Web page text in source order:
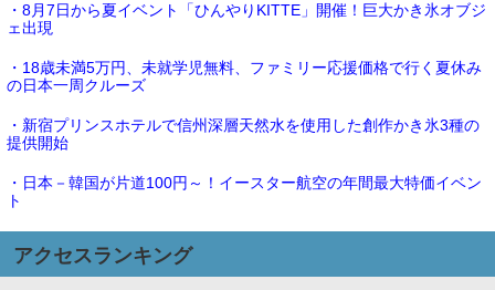
・8月7日から夏イベント「ひんやりKITTE」開催！巨大かき氷オブジ
ェ出現
・18歳未満5万円、未就学児無料、ファミリー応援価格で行く夏休み
の日本一周クルーズ
・新宿プリンスホテルで信州深層天然水を使用した創作かき氷3種の
提供開始
・日本－韓国が片道100円～！イースター航空の年間最大特価イベン
ト
アクセスランキング